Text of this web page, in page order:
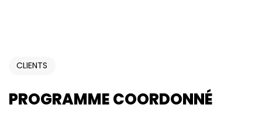
CLIENTS
PROGRAMME COORDONNÉ